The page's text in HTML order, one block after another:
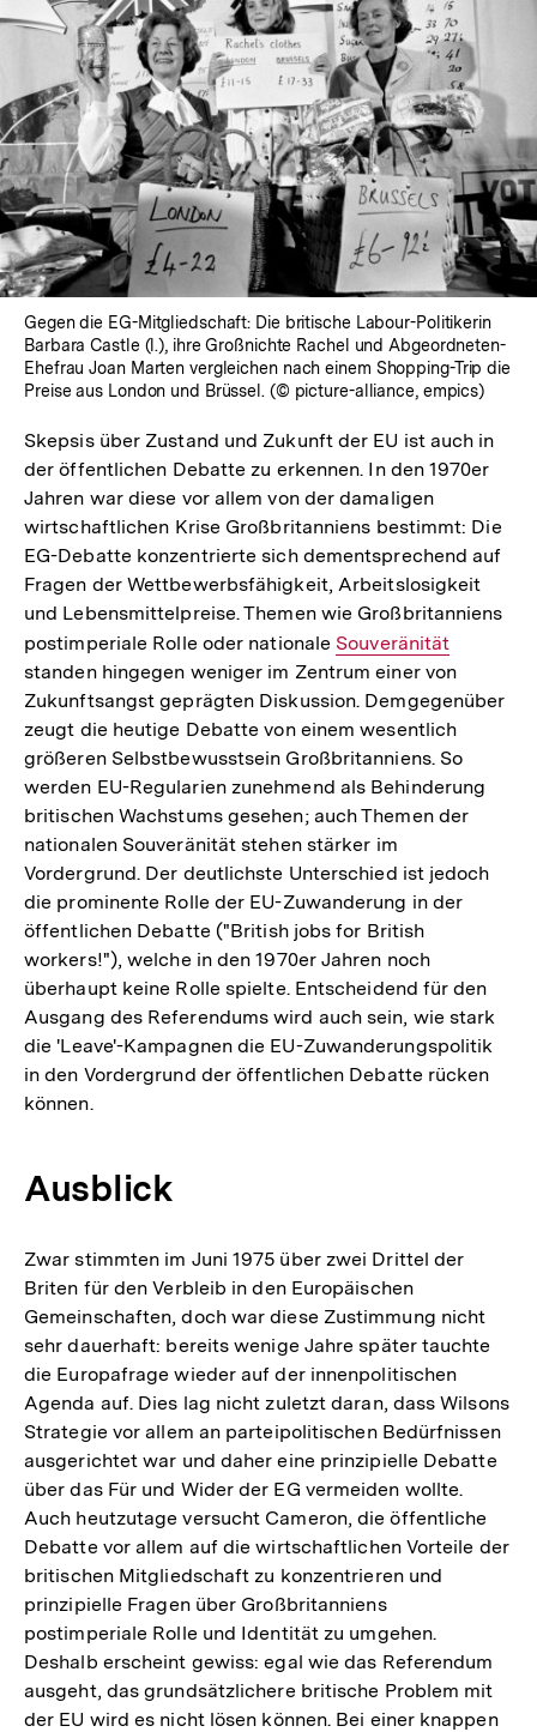
In
Lightbox
öffnen
Gegen die EG-Mitgliedschaft: Die britische Labour-Politikerin
Barbara Castle (l.), ihre Großnichte Rachel und Abgeordneten-
Ehefrau Joan Marten vergleichen nach einem Shopping-Trip die
Preise aus London und Brüssel. (© picture-alliance, empics)
Skepsis über Zustand und Zukunft der EU ist auch in
der öffentlichen Debatte zu erkennen. In den 1970er
Jahren war diese vor allem von der damaligen
wirtschaftlichen Krise Großbritanniens bestimmt: Die
EG-Debatte konzentrierte sich dementsprechend auf
Fragen der Wettbewerbsfähigkeit, Arbeitslosigkeit
und Lebensmittelpreise. Themen wie Großbritanniens
postimperiale Rolle oder nationale Interner
Link:
Souveränität
standen hingegen weniger im Zentrum einer von
Zukunftsangst geprägten Diskussion. Demgegenüber
zeugt die heutige Debatte von einem wesentlich
größeren Selbstbewusstsein Großbritanniens. So
werden EU-Regularien zunehmend als Behinderung
britischen Wachstums gesehen; auch Themen der
nationalen Souveränität stehen stärker im
Vordergrund. Der deutlichste Unterschied ist jedoch
die prominente Rolle der EU-Zuwanderung in der
öffentlichen Debatte ("British jobs for British
workers!"), welche in den 1970er Jahren noch
überhaupt keine Rolle spielte. Entscheidend für den
Ausgang des Referendums wird auch sein, wie stark
die 'Leave'-Kampagnen die EU-Zuwanderungspolitik
in den Vordergrund der öffentlichen Debatte rücken
können.
Ausblick
Zwar stimmten im Juni 1975 über zwei Drittel der
Briten für den Verbleib in den Europäischen
Gemeinschaften, doch war diese Zustimmung nicht
sehr dauerhaft: bereits wenige Jahre später tauchte
die Europafrage wieder auf der innenpolitischen
Agenda auf. Dies lag nicht zuletzt daran, dass Wilsons
Strategie vor allem an parteipolitischen Bedürfnissen
ausgerichtet war und daher eine prinzipielle Debatte
über das Für und Wider der EG vermeiden wollte.
Auch heutzutage versucht Cameron, die öffentliche
Debatte vor allem auf die wirtschaftlichen Vorteile der
britischen Mitgliedschaft zu konzentrieren und
prinzipielle Fragen über Großbritanniens
postimperiale Rolle und Identität zu umgehen.
Deshalb erscheint gewiss: egal wie das Referendum
ausgeht, das grundsätzlichere britische Problem mit
der EU wird es nicht lösen können. Bei einer knappen